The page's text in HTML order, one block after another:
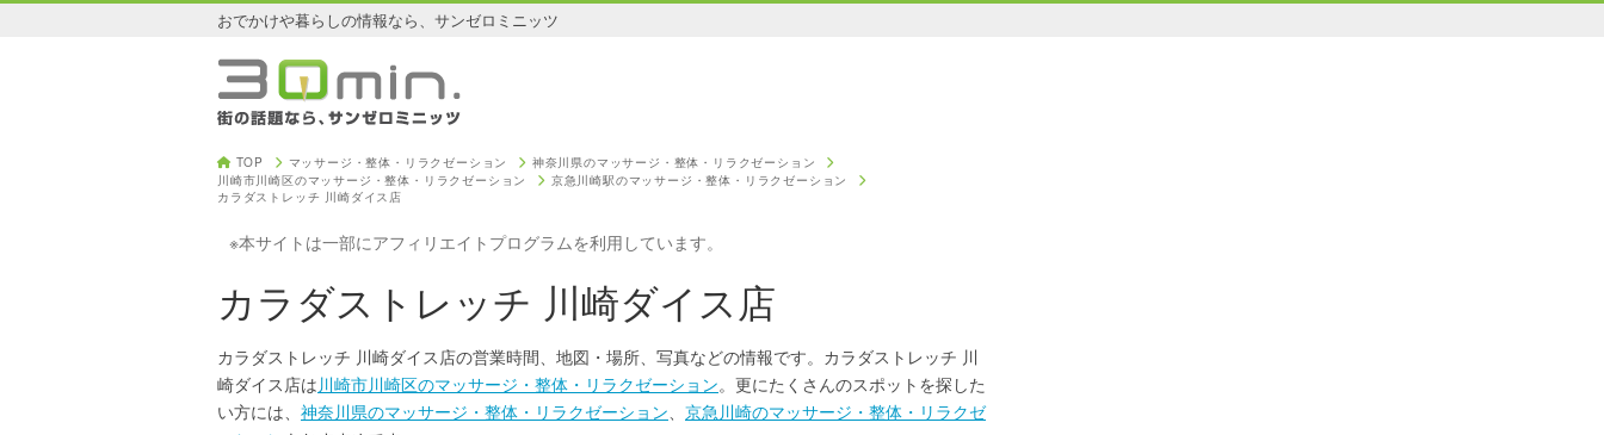
おでかけや暮らしの情報なら、サンゼロミニッツ
TOP マッサージ・整体・リラクゼーション
神奈川県のマッサージ・整体・リラクゼーション
川崎市川崎区のマッサージ・整体・リラクゼーション
京急川崎駅のマッサージ・整体・リラクゼーション
カラダストレッチ 川崎ダイス店
※本サイトは一部にアフィリエイトプログラムを利用しています。
カラダストレッチ 川崎ダイス店
カラダストレッチ 川崎ダイス店の営業時間、地図・場所、写真などの情報です。カラダストレッチ 川
崎ダイス店は 川崎市川崎区のマッサージ・整体・リラクゼーション。更にたくさんのスポットを探した
い方には、 神奈川県のマッサージ・整体・リラクゼーション
京急川崎のマッサージ・整体・リラクゼ